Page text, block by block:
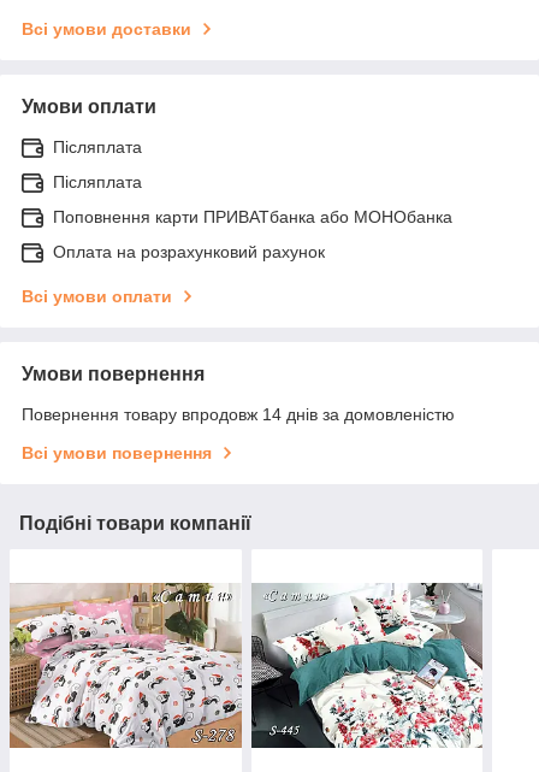
Всі умови доставки
Умови оплати
Післяплата
Післяплата
Поповнення карти ПРИВАТбанка або МОНОбанка
Оплата на розрахунковий рахунок
Всі умови оплати
Умови повернення
Повернення товару впродовж 14 днів за домовленістю
Всі умови повернення
Подібні товари компанії